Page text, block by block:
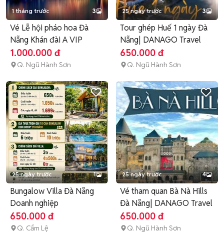
1 tháng trước 3
Vé Lễ hội pháo hoa Đà
Nẵng Khán đài A VIP
1.000.000 đ
Q. Ngũ Hành Sơn
25 ngày trước 3
Tour ghép Huế 1 ngày Đà
Nẵng| DANAGO Travel
650.000 đ
Q. Ngũ Hành Sơn
25 ngày trước 1
Bungalow Villa Đà Nẵng
Doanh nghiệp
650.000 đ
Q. Cẩm Lệ
25 ngày trước 4
Vé tham quan Bà Nà Hills
Đà Nẵng| DANAGO Travel
650.000 đ
Q. Ngũ Hành Sơn